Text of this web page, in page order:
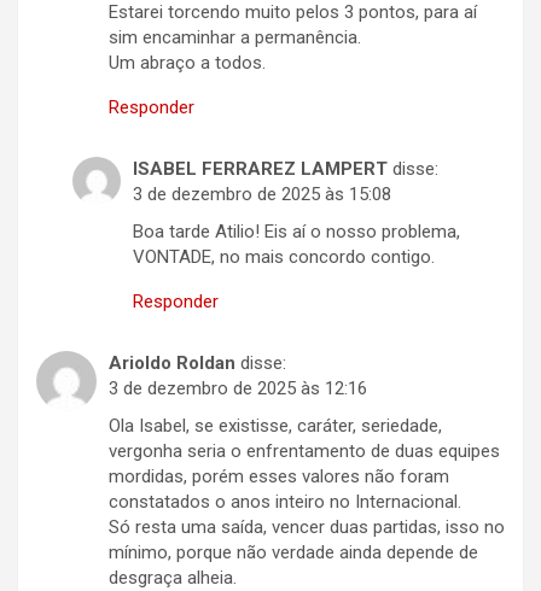
Estarei torcendo muito pelos 3 pontos, para aí
sim encaminhar a permanência.
Um abraço a todos.
Responder
ISABEL FERRAREZ LAMPERT disse:
3 de dezembro de 2025 às 15:08
Boa tarde Atilio! Eis aí o nosso problema,
VONTADE, no mais concordo contigo.
Responder
Arioldo Roldan disse:
3 de dezembro de 2025 às 12:16
Ola Isabel, se existisse, caráter, seriedade,
vergonha seria o enfrentamento de duas equipes
mordidas, porém esses valores não foram
constatados o anos inteiro no Internacional.
Só resta uma saída, vencer duas partidas, isso no
mínimo, porque não verdade ainda depende de
desgraça alheia.